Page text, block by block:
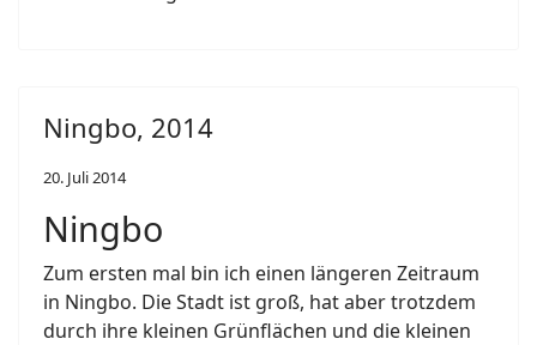
Ningbo, 2014
20. Juli 2014
Ningbo
Zum ersten mal bin ich einen längeren Zeitraum
in Ningbo. Die Stadt ist groß, hat aber trotzdem
durch ihre kleinen Grünflächen und die kleinen